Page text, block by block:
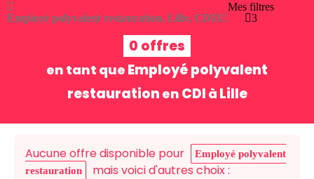
Employé polyvalent restauration, Lille, CDI3
Mes filtres
3
0 offres
en tant que Employé polyvalent
restauration en CDI à Lille
Aucune offre disponible pour
Employé polyvalent
restauration
mais voici d'autres choix :